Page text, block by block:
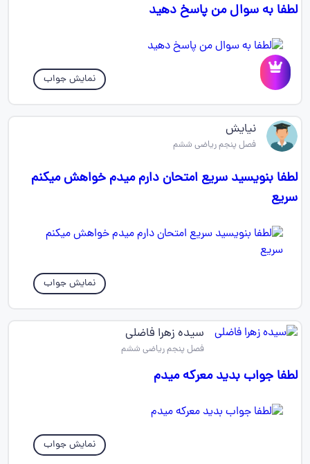
لطفا به سوال من پاسخ دهید
نمایش جواب
نیایش
فصل پنجم ریاضی ششم
لطفا بنویسید سریع امتحان دارم میدم خواهش میکنم
سریع
نمایش جواب
سیده زهرا فاضلی
فصل پنجم ریاضی ششم
لطفا جواب بدید معرکه میدم
نمایش جواب